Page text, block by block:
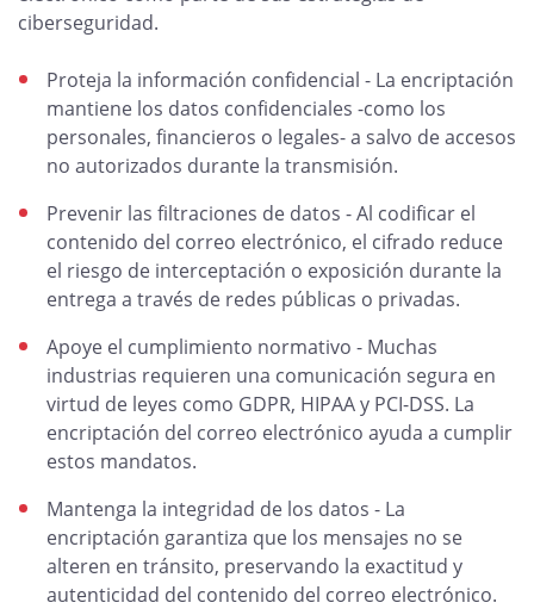
ciberseguridad.
Proteja la información confidencial - La encriptación
mantiene los datos confidenciales -como los
personales, financieros o legales- a salvo de accesos
no autorizados durante la transmisión.
Prevenir las filtraciones de datos - Al codificar el
contenido del correo electrónico, el cifrado reduce
el riesgo de interceptación o exposición durante la
entrega a través de redes públicas o privadas.
Apoye el cumplimiento normativo - Muchas
industrias requieren una comunicación segura en
virtud de leyes como GDPR, HIPAA y PCI-DSS. La
encriptación del correo electrónico ayuda a cumplir
estos mandatos.
Mantenga la integridad de los datos - La
encriptación garantiza que los mensajes no se
alteren en tránsito, preservando la exactitud y
autenticidad del contenido del correo electrónico.